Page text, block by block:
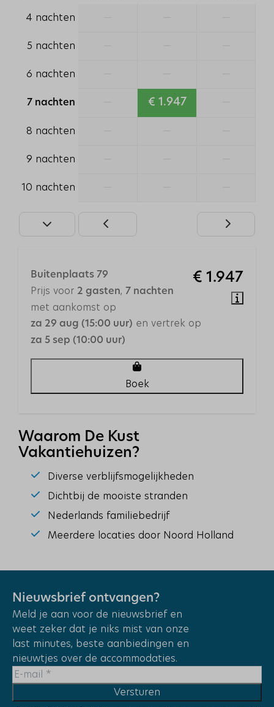
1-persoons dekbed: 6
Badkamer
Toilet
Föhn
Familie/Kinderen
Verwarming & Verkoeling
Centrale verwarming
Vloerverwarming
Gaskachel
Rookmelder
Tuinmeubels
Vlonder aan het water
Ligstoelen
Ligging
Vrijstaand
Rustige ligging
Aan het water
Op een vakantiepark
Dichtbij de speeltuin
Middagzon
4 nachten
5 nachten
6 nachten
7 nachten € 1.947
8 nachten
9 nachten
10 nachten
€ 1.947
Buitenplaats 79
Prijs voor 2 gasten, 7 nachten
met aankomst op
za 29 aug (15:00 uur) en vertrek op
za 5 sep (10:00 uur)
Boek
Waarom De Kust
Vakantiehuizen?
Diverse verblijfsmogelijkheden
Dichtbij de mooiste stranden
Nederlands familiebedrijf
Meerdere locaties door Noord Holland
Nieuwsbrief ontvangen?
Meld je aan voor de nieuwsbrief en
weet zeker dat je niks mist van onze
last minutes, beste aanbiedingen en
nieuwtjes over de accommodaties.
Versturen